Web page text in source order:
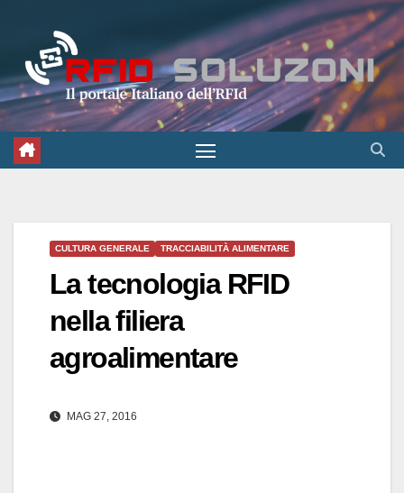
contenuto
CULTURA GENERALE TRACCIABILITÀ ALIMENTARE
La tecnologia RFID
nella filiera
agroalimentare
MAG 27, 2016